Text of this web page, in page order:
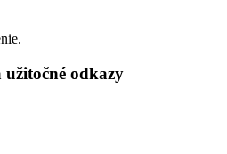
odkazy